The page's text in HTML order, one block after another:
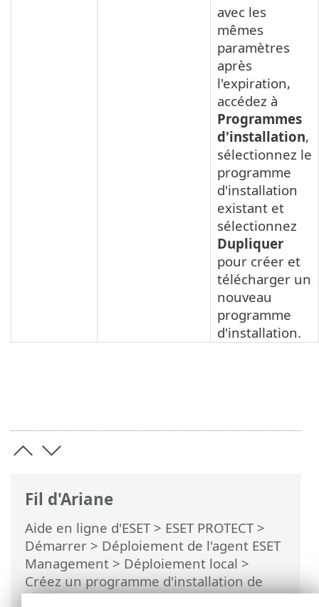
Fil d'Ariane
Aide en ligne d'ESET> ESET PROTECT>
Démarrer > Déploiement de l'agent ESET
Management > Déploiement local >
Créez un programme d'installation de
l'agent et de l'application de sécurité ESET
avec les
mêmes
paramètres
après
l'expiration,
accédez à
Programmes
d'installation,
sélectionnez le
programme
d'installation
existant et
sélectionnez
Dupliquer
pour créer et
télécharger un
nouveau
programme
d'installation.